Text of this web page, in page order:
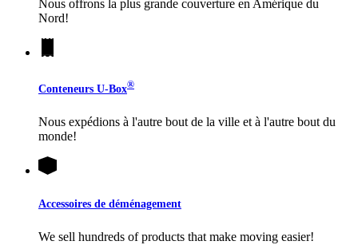
Nous offrons la plus grande couverture en Amérique du
Nord!
Conteneurs U-Box®
Nous expédions à l'autre bout de la ville et à l'autre bout du
monde!
Accessoires de déménagement
We sell hundreds of products that make moving easier!